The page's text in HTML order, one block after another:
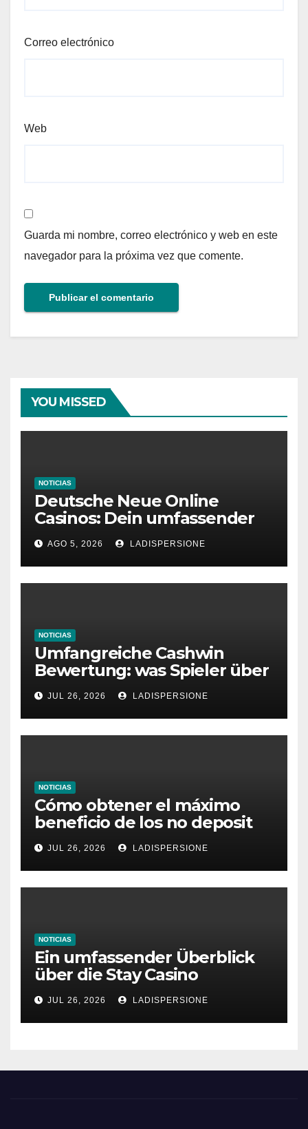
Correo electrónico
Web
Guarda mi nombre, correo electrónico y web en este
navegador para la próxima vez que comente.
YOU MISSED
NOTICIAS
Deutsche Neue Online
Casinos: Dein umfassender
Ratgeber für moderne
Glücksspielplattformen
AGO 5, 2026 LADISPERSIONE
NOTICIAS
Umfangreiche Cashwin
Bewertung: was Spieler über
dieses Casino denken
JUL 26, 2026 LADISPERSIONE
NOTICIAS
Cómo obtener el máximo
beneficio de los no deposit
bonus codes de roby casino
JUL 26, 2026 LADISPERSIONE
NOTICIAS
Ein umfassender Überblick
über die Stay Casino
Bonusbedingungen
JUL 26, 2026 LADISPERSIONE